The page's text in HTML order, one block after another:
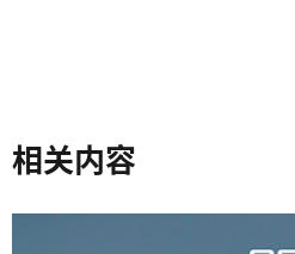
相关内容